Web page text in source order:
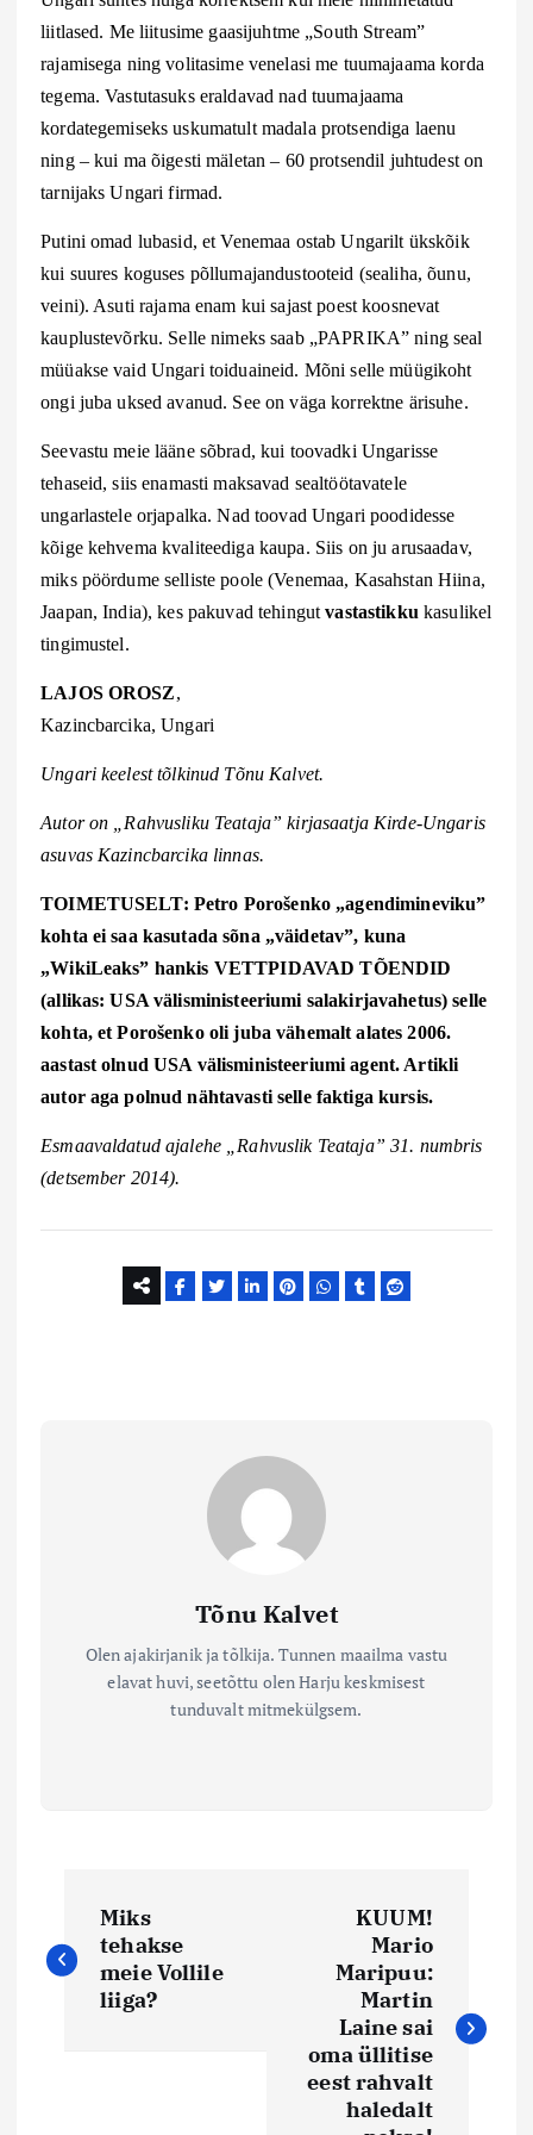
liitlased. Me liitusime gaasijuhtme „South Stream”
rajamisega ning volitasime venelasi me tuumajaama korda
tegema. Vastutasuks eraldavad nad tuumajaama
kordategemiseks uskumatult madala protsendiga laenu
ning – kui ma õigesti mäletan – 60 protsendil juhtudest on
tarnijaks Ungari firmad.
Putini omad lubasid, et Venemaa ostab Ungarilt ükskõik
kui suures koguses põllumajandustooteid (sealiha, õunu,
veini). Asuti rajama enam kui sajast poest koosnevat
kauplustevõrku. Selle nimeks saab „PAPRIKA” ning seal
müüakse vaid Ungari toiduaineid. Mõni selle müügikoht
ongi juba uksed avanud. See on väga korrektne ärisuhe.
Seevastu meie lääne sõbrad, kui toovadki Ungarisse
tehaseid, siis enamasti maksavad sealtöötavatele
ungarlastele orjapalka. Nad toovad Ungari poodidesse
kõige kehvema kvaliteediga kaupa. Siis on ju arusaadav,
miks pöördume selliste poole (Venemaa, Kasahstan Hiina,
Jaapan, India), kes pakuvad tehingutvastastikku kasulikel
tingimustel.
LAJOS OROSZ,
Kazincbarcika, Ungari
Ungari keelest tõlkinud Tõnu Kalvet.
Autor on „Rahvusliku Teataja” kirjasaatja Kirde-Ungaris
asuvas Kazincbarcika linnas.
TOIMETUSELT: Petro Porošenko „agendimineviku”
kohta ei saa kasutada sõna „väidetav”, kuna
„WikiLeaks” hankis VETTPIDAVAD TÕENDID
(allikas: USA välisministeeriumi salakirjavahetus) selle
kohta, et Porošenko oli juba vähemalt alates 2006.
aastast olnud USA välisministeeriumi agent. Artikli
autor aga polnud nähtavasti selle faktiga kursis.
Esmaavaldatud ajalehe „Rahvuslik Teataja” 31. numbris
(detsember 2014).
Tõnu Kalvet
Olen ajakirjanik ja tõlkija. Tunnen maailma vastu
elavat huvi, seetõttu olen Harju keskmisest
tunduvalt mitmekülgsem.
a
Miks
tehakse
meie Vollile
liiga?
KUUM!
Mario
Maripuu:
Martin
Laine sai
oma üllitise
eest rahvalt
haledalt